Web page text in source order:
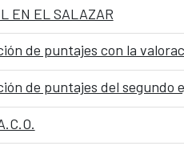
EN EL SALAZAR
de puntajes con la
de puntajes del